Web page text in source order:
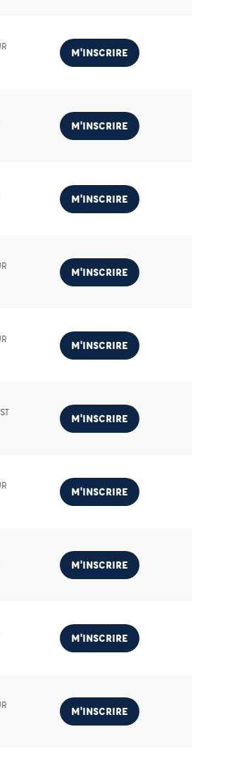
M'INSCRIRE
M'INSCRIRE
M'INSCRIRE
M'INSCRIRE
M'INSCRIRE
M'INSCRIRE
M'INSCRIRE
M'INSCRIRE
M'INSCRIRE
M'INSCRIRE